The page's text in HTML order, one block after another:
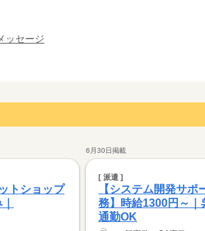
ッセージ
トショップ
6月30日掲載
[ 派遣 ]
【システム開発サポ
務】時給1300円～｜
通勤OK